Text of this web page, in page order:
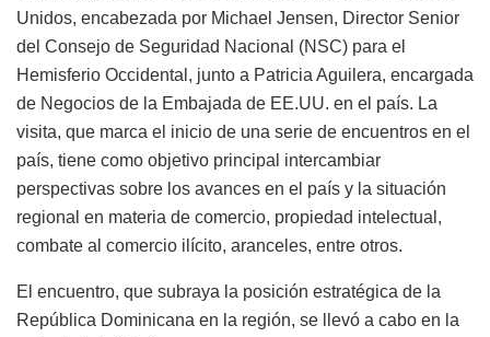
Unidos, encabezada por Michael Jensen, Director Senior
del Consejo de Seguridad Nacional (NSC) para el
Hemisferio Occidental, junto a Patricia Aguilera, encargada
de Negocios de la Embajada de EE.UU. en el país. La
visita, que marca el inicio de una serie de encuentros en el
país, tiene como objetivo principal intercambiar
perspectivas sobre los avances en el país y la situación
regional en materia de comercio, propiedad intelectual,
combate al comercio ilícito, aranceles, entre otros.
El encuentro, que subraya la posición estratégica de la
República Dominicana en la región, se llevó a cabo en la